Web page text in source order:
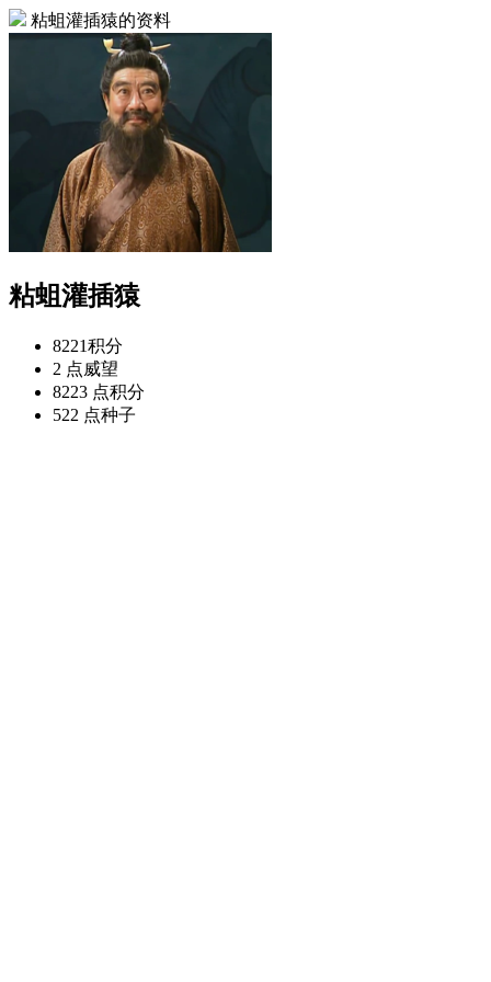
粘蛆灌插猿的资料
粘蛆灌插猿
8221积分
2 点威望
8223 点积分
522 点种子